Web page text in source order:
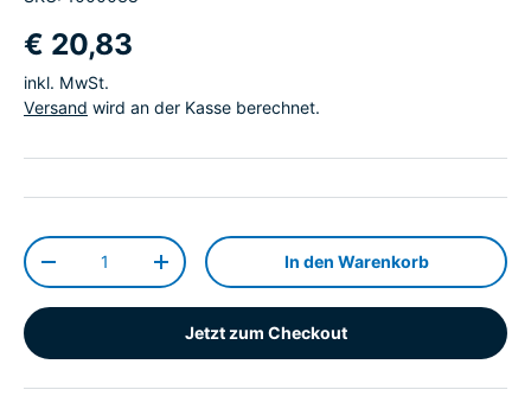
€ 20,83
inkl. MwSt.
Versand wird an der Kasse berechnet.
Anzahl
-
+ In den Warenkorb
Jetzt zum Checkout